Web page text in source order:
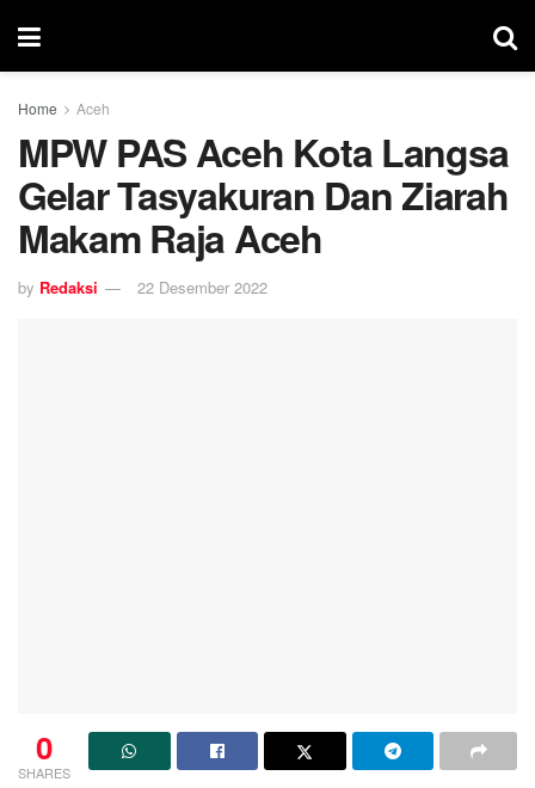
Home Aceh
MPW PAS Aceh Kota Langsa
Gelar Tasyakuran Dan Ziarah
Makam Raja Aceh
by Redaksi 22 Desember 2022
0
SHARES